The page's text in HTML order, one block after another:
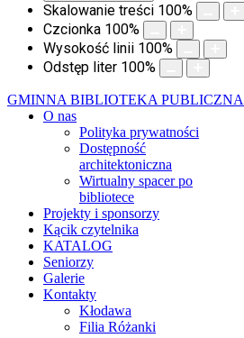
Skalowanie treści 100%
Czcionka 100%
Wysokość linii 100%
Odstęp liter 100%
GMINNA BIBLIOTEKA
O nas
Polityka prywatności
Dostępność
architektoniczna
Wirtualny spacer po
bibliotece
Projekty i sponsorzy
Kącik czytelnika
KATALOG
Seniorzy
Galerie
Kontakty
Kłodawa
Filia Różanki